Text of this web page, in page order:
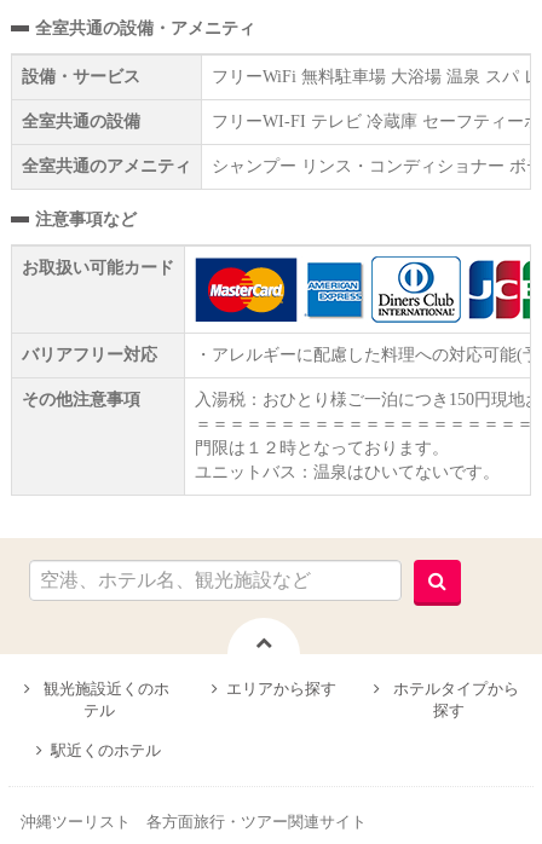
全室共通の設備・アメニティ
設備・サービス フリーWiFi 無料駐車場 大浴場 温泉 スパ
全室共通の設備 フリーWI‐FI テレビ 冷蔵庫 セーフティー
全室共通のアメニティ シャンプー リンス・コンディショナー ボ
注意事項など
お取扱い可能カード
バリアフリー対応 ・アレルギーに配慮した料理への対応可能(
その他注意事項
入湯税：おひとり様ご一泊につき150円現地
＝＝＝＝＝＝＝＝＝＝＝＝＝＝＝＝＝＝＝
門限は１２時となっております。
ユニットバス：温泉はひいてないです。
観光施設近くのホ
テル
エリアから探す
ホテルタイプから
探す
駅近くのホテル
沖縄ツーリスト 各方面旅行・ツアー関連サイト